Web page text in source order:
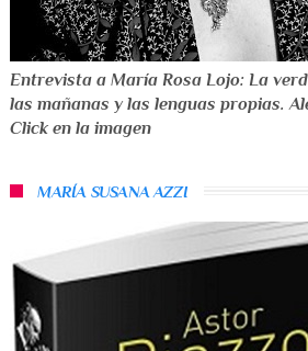
Entrevista a María Rosa Lojo: La
las mañanas y las lenguas propias.
Click en la imagen
MARÍA SUSANA AZZI